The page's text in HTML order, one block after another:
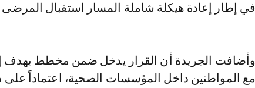
في إطار إعادة هيكلة شاملة المسار استقبال المرضى
وأضافت الجريدة أن القرار يدخل ضمن مخطط يهدف
مع المواطنين داخل المؤسسات الصحية، اعتماداً